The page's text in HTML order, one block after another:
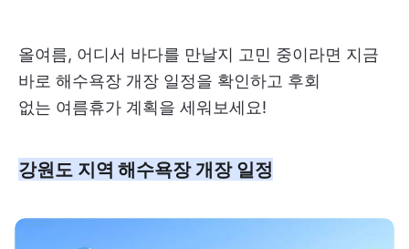
올여름, 어디서 바다를 만날지 고민 중이라면 지금
바로 해수욕장 개장 일정을 확인하고 후회
없는 여름휴가 계획을 세워보세요!
강원도 지역 해수욕장 개장 일정